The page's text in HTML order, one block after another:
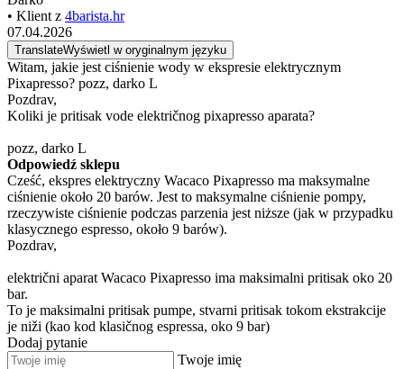
• Klient z 4barista.hr
07.04.2026
TranslateWyświetl w oryginalnym języku
Witam, jakie jest ciśnienie wody w ekspresie elektrycznym
Pixapresso? pozz, darko L
Pozdrav,
Koliki je pritisak vode električnog pixapresso aparata?
pozz, darko L
Odpowiedź sklepu
Cześć, ekspres elektryczny Wacaco Pixapresso ma maksymalne
ciśnienie około 20 barów. Jest to maksymalne ciśnienie pompy,
rzeczywiste ciśnienie podczas parzenia jest niższe (jak w przypadku
klasycznego espresso, około 9 barów).
Pozdrav,
električni aparat Wacaco Pixapresso ima maksimalni pritisak oko 20
bar.
To je maksimalni pritisak pumpe, stvarni pritisak tokom ekstrakcije
je niži (kao kod klasičnog espressa, oko 9 bar)
Dodaj pytanie
Twoje imię